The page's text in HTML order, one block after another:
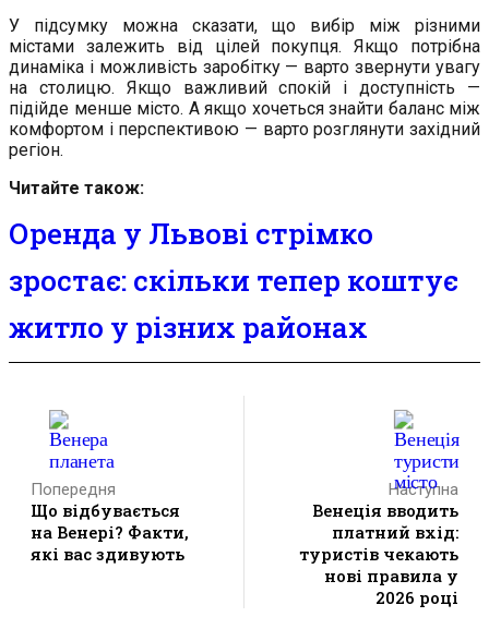
У підсумку можна сказати, що вибір між різними
містами залежить від цілей покупця. Якщо потрібна
динаміка і можливість заробітку — варто звернути увагу
на столицю. Якщо важливий спокій і доступність —
підійде менше місто. А якщо хочеться знайти баланс між
комфортом і перспективою — варто розглянути західний
регіон.
Читайте також:
Оренда у Львові стрімко
зростає: скільки тепер коштує
житло у різних районах
Попередня
Що відбувається
на Венері? Факти,
які вас здивують
Наступна
Венеція вводить
платний вхід:
туристів чекають
нові правила у
2026 році